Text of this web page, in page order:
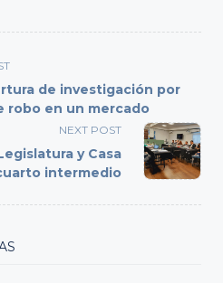
de investigación por
robo en un mercado
NEXT POST
y Casa
intermedio